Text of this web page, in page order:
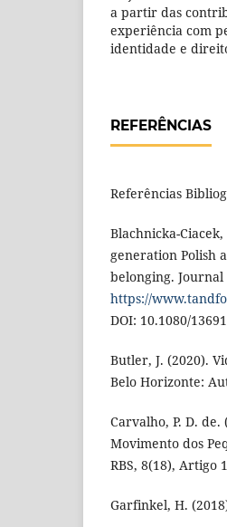
a partir das
experiência com
identidade e
REFERÊNCIAS
Referências
Blachnicka-Ciacek,
generation Polish
belonging. Journal
https://
DOI: 10.1080/
Butler, J. (2020).
Belo Horizonte:
Carvalho, P. D.
Movimento dos
RBS, 8(18), Artigo
Garfinkel, H.